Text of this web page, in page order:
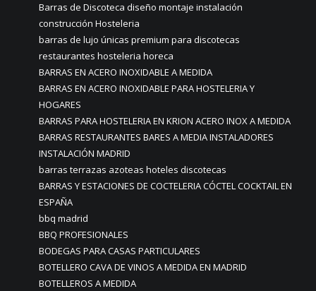
Barras de Discoteca diseño montaje instalación
construcción Hosteleria
barras de lujo únicas premium para discotecas
restaurantes hosteleria horeca
BARRAS EN ACERO INOXIDABLE A MEDIDA
BARRAS EN ACERO INOXIDABLE PARA HOSTELERIA Y
HOGARES
BARRAS PARA HOSTELERIA EN KRION ACERO INOX A MEDIDA
BARRAS RESTAURANTES BARES A MEDIA INSTALADORES
INSTALACIÓN MADRID
barras terrazas azoteas hoteles discotecas
BARRAS Y ESTACIONES DE COCTELERIA CÓCTEL COCKTAIL EN
ESPAÑA
bbq madrid
BBQ PROFESIONALES
BODEGAS PARA CASAS PARTICULARES
BOTELLERO CAVA DE VINOS A MEDIDA EN MADRID
BOTELLEROS A MEDIDA